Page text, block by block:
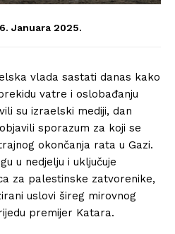
Januara 2025.
vlada sastati danas kako
vatre i oslobađanju
su izraelski mediji, dan
sporazum za koji se
okončanja rata u Gazi.
u nedjelju i uključuje
za palestinske zatvorenike,
uslovi šireg mirovnog
premijer Katara.